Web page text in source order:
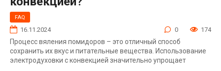
FAQ
16.11.2024 0 174
Процесс вяления помидоров – это отличный способ
сохранить их вкус и питательные вещества. Использование
электродуховки с конвекцией значительно упрощает